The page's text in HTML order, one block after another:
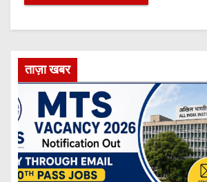
ताज़ा खबर